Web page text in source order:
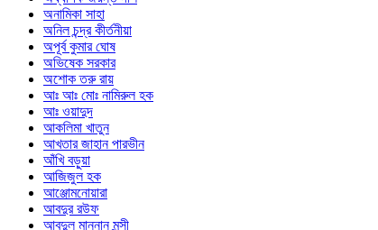
অনামিকা সাহা
অনিল চন্দ্র কীর্তনীয়া
অপূর্ব কুমার ঘোষ
অভিষেক সরকার
অশোক তরু রায়
আঃ আঃ মোঃ নামিরুল হক
আঃ ওয়াদুদ
আকলিমা খাতুন
আখতার জাহান পারভীন
আঁখি বড়ুয়া
আজিজুল হক
আঞ্জোমনোয়ারা
আবদুর রউফ
আবদুল মান্নান মুন্সী